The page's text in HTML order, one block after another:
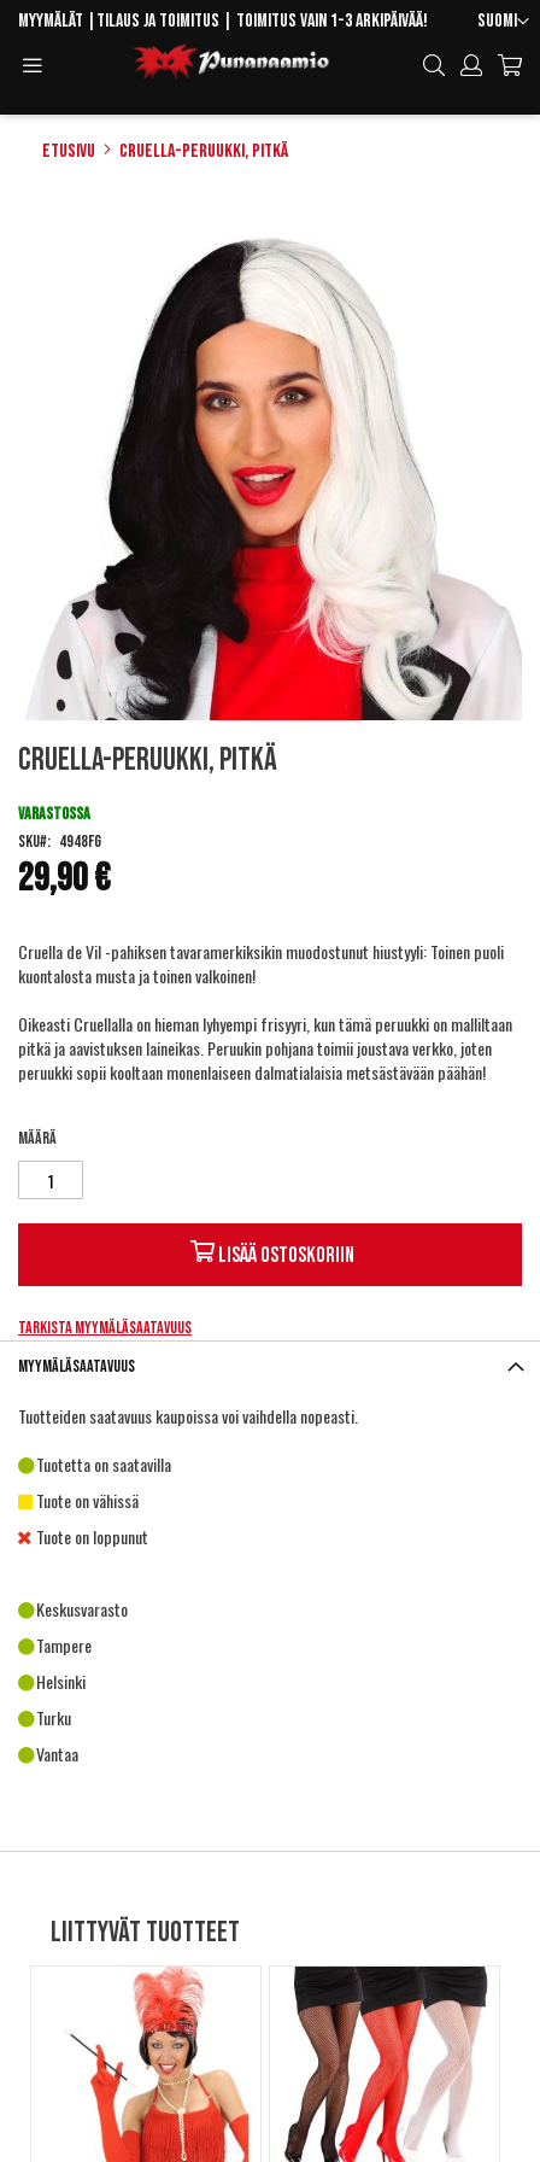
Skip
Content
Kieli
Suomi
Myymälät Tilaus ja toimitus | Toimitus vain 1-3 arkipäivää!
Hae
Etusivu Cruella-peruukki, pitkä
to
beginning
the
images
gallery
Cruella-peruukki, pitkä
29,90 €
VARASTOSSA
SKU
4948FG
Cruella de Vil -pahiksen tavaramerkiksikin muodostunut hiustyyli: Toinen puoli
kuontalosta musta ja toinen valkoinen!
Oikeasti Cruellalla on hieman lyhyempi frisyyri, kun tämä peruukki on malliltaan
pitkä ja aavistuksen laineikas. Peruukin pohjana toimii joustava verkko, joten
peruukki sopii kooltaan monenlaiseen dalmatialaisia metsästävään päähän!
Määrä
Lisää ostoskoriin
Tarkista myymäläsaatavuus
Myymäläsaatavuus
Tuotteiden saatavuus kaupoissa voi vaihdella nopeasti.
Tuotetta on saatavilla
Tuote on vähissä
Tuote on loppunut
Keskusvarasto
Tampere
Helsinki
Turku
Vantaa
Liittyvät tuotteet